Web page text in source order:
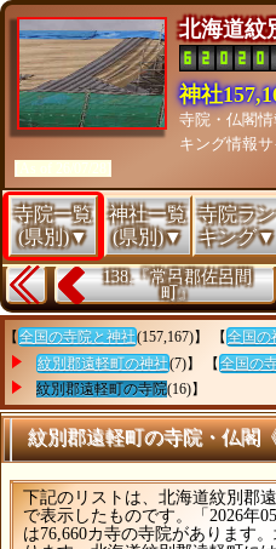
北海道
神社
寺院・仏閣
キング情報
[As of 26/07/28]
寺院一覧
(県別)▼
神社一覧
(県別)▼
寺院ラン
キング▼
138.『常呂郡佐呂間
町』
【 全国の寺院と神社(157,167)】 【 全国の
紋別郡遠軽町の神社(7)】 【 全国の
紋別郡遠軽町の寺院(16)】
紋別郡遠軽町の寺院・仏閣
下記のリストは、北海道紋別郡
で表示したものです。「2026年
は76,660カ寺の寺院があります